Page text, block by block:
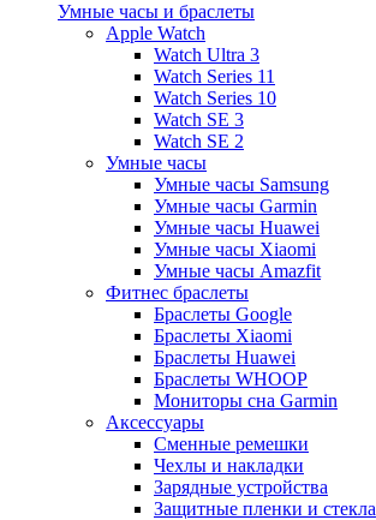
Умные часы и браслеты
Apple Watch
Watch Ultra 3
Watch Series 11
Watch Series 10
Watch SE 3
Watch SE 2
Умные часы
Умные часы Samsung
Умные часы Garmin
Умные часы Huawei
Умные часы Xiaomi
Умные часы Amazfit
Фитнес браслеты
Браслеты Google
Браслеты Xiaomi
Браслеты Huawei
Браслеты WHOOP
Мониторы сна Garmin
Аксессуары
Сменные ремешки
Чехлы и накладки
Зарядные устройства
Защитные пленки и стекла